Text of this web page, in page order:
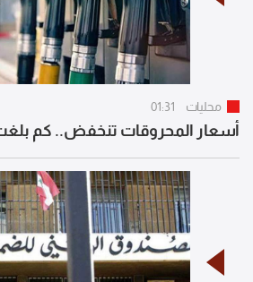
محليات 01:31
أسعار المحروقات تنخفض.. كم